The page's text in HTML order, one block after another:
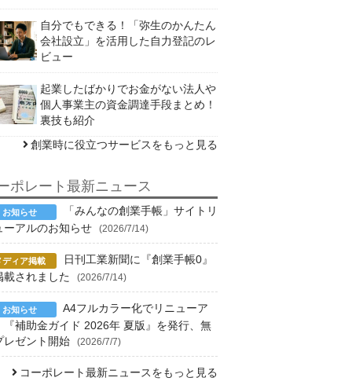
自分でもできる！「弥生のかんたん
会社設立」を活用した自力登記のレ
ビュー
起業したばかりでお金がない法人や
個人事業主の資金調達手段まとめ！
裏技も紹介
創業時に役立つサービスをもっと見る
ポレート最新ニュース
「みんなの創業手帳」サイトリ
ーアルのお知らせ
(2026/7/14)
日刊工業新聞に『創業手帳0』
載されました
(2026/7/14)
A4フルカラー化でリニューア
『補助金ガイド 2026年 夏版』を発行、無
レゼント開始
(2026/7/7)
コーポレート最新ニュースをもっと見る